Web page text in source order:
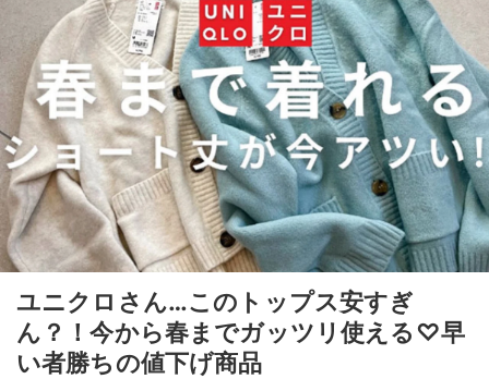
ユニクロさん…このトップス安すぎ
ん？！今から春までガッツリ使える♡早
い者勝ちの値下げ商品